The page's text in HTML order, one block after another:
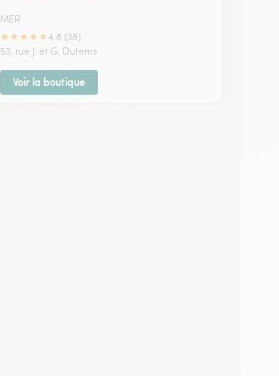
MER
★★★★★4.8 (38)
53, rue J. et G. Dutems
Voir la boutique